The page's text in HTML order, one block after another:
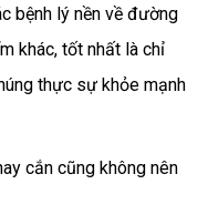
bệnh lý nền về đường
khác, tốt nhất là chỉ
thực sự khỏe mạnh
cắn cũng không nên